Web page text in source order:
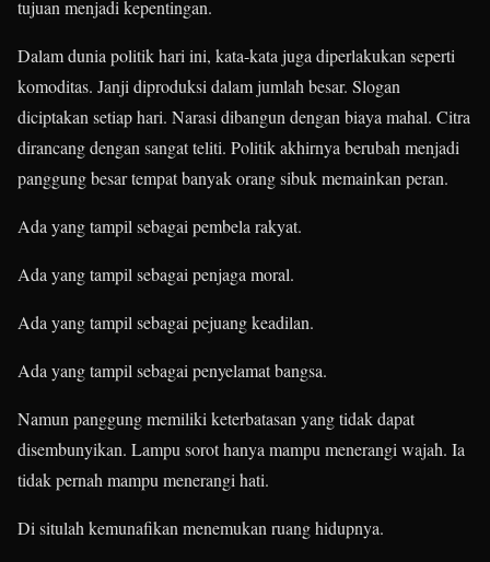
tujuan menjadi kepentingan.
Dalam dunia politik hari ini, kata-kata juga diperlakukan seperti
komoditas. Janji diproduksi dalam jumlah besar. Slogan
diciptakan setiap hari. Narasi dibangun dengan biaya mahal. Citra
dirancang dengan sangat teliti. Politik akhirnya berubah menjadi
panggung besar tempat banyak orang sibuk memainkan peran.
Ada yang tampil sebagai pembela rakyat.
Ada yang tampil sebagai penjaga moral.
Ada yang tampil sebagai pejuang keadilan.
Ada yang tampil sebagai penyelamat bangsa.
Namun panggung memiliki keterbatasan yang tidak dapat
disembunyikan. Lampu sorot hanya mampu menerangi wajah. Ia
tidak pernah mampu menerangi hati.
Di situlah kemunafikan menemukan ruang hidupnya.